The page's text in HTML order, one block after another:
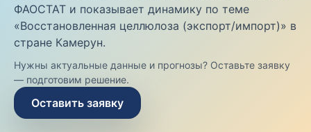
ФАОСТАТ и показывает динамику по теме
«Восстановленная целлюлоза (экспорт/импорт)» в
стране Камерун.
Нужны актуальные данные и прогнозы? Оставьте заявку
— подготовим решение.
Оставить заявку